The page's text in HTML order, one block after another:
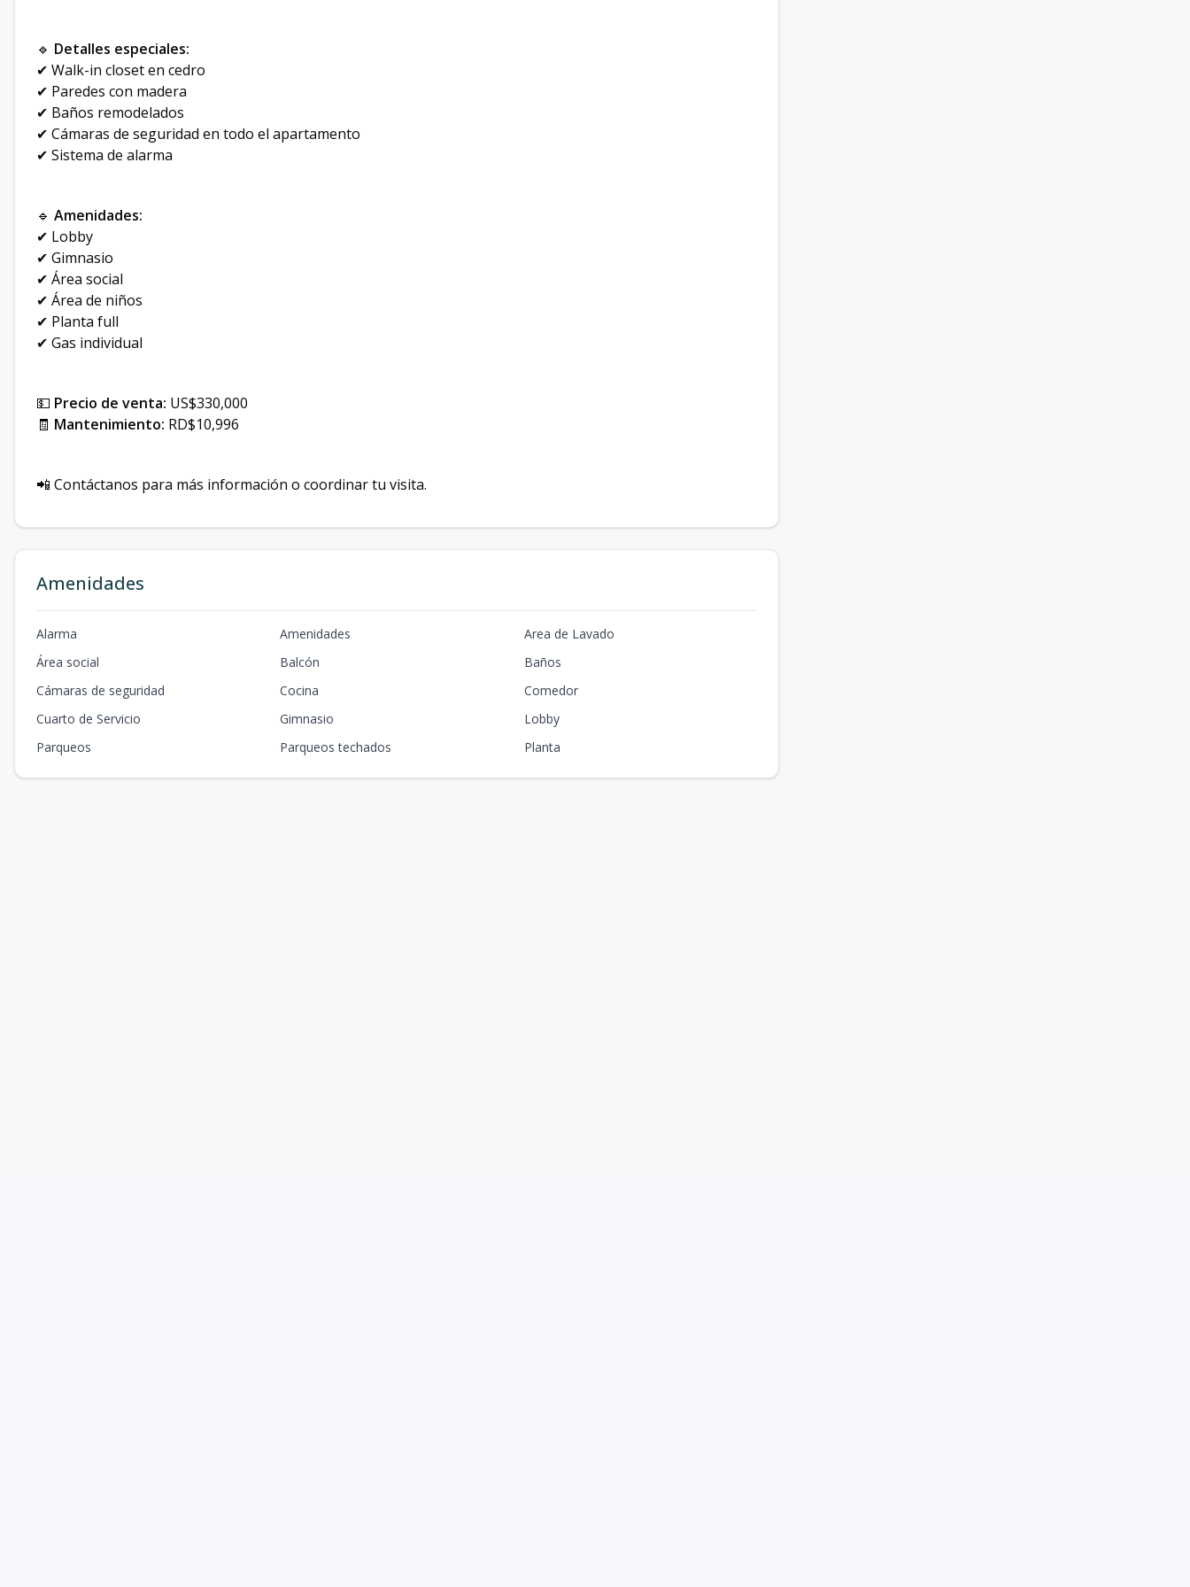
🔹 Detalles especiales:
✔ Walk-in closet en cedro
✔ Paredes con madera
✔ Baños remodelados
✔ Cámaras de seguridad en todo el apartamento
✔ Sistema de alarma
🔹 Amenidades:
✔ Lobby
✔ Gimnasio
✔ Área social
✔ Área de niños
✔ Planta full
✔ Gas individual
💵 Precio de venta: US$330,000
🧾 Mantenimiento: RD$10,996
📲 Contáctanos para más información o coordinar tu visita.
Amenidades
Alarma Amenidades
Area de Lavado
Área social
Balcón
Baños
Cámaras de seguridad
Cocina
Comedor
Cuarto de Servicio
Gimnasio
Lobby
Parqueos
Parqueos techados Planta